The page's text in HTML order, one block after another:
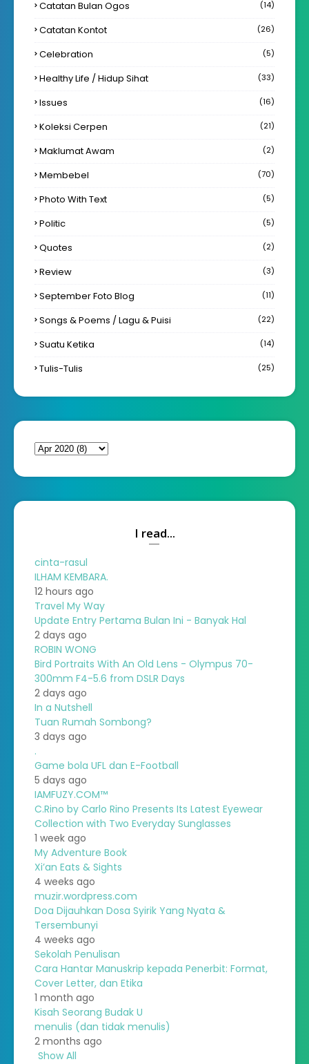
Catatan Bulan Ogos (14)
Catatan Kontot (26)
Celebration (5)
Healthy Life / Hidup Sihat (33)
Issues (16)
Koleksi Cerpen (21)
Maklumat Awam (2)
Membebel (70)
Photo With Text (5)
Politic (5)
Quotes (2)
Review (3)
September Foto Blog (11)
Songs & Poems / Lagu & Puisi (22)
Suatu Ketika (14)
Tulis-Tulis (25)
I read...
cinta-rasul
ILHAM KEMBARA.
12 hours ago
Travel My Way
Update Entry Pertama Bulan Ini - Banyak Hal
2 days ago
ROBIN WONG
Bird Portraits With An Old Lens - Olympus 70-
300mm F4-5.6 from DSLR Days
2 days ago
In a Nutshell
Tuan Rumah Sombong?
3 days ago
.
Game bola UFL dan E-Football
5 days ago
IAMFUZY.COM™
C.Rino by Carlo Rino Presents Its Latest Eyewear
Collection with Two Everyday Sunglasses
1 week ago
My Adventure Book
Xi’an Eats & Sights
4 weeks ago
muzir.wordpress.com
Doa Dijauhkan Dosa Syirik Yang Nyata &
Tersembunyi
4 weeks ago
Sekolah Penulisan
Cara Hantar Manuskrip kepada Penerbit: Format,
Cover Letter, dan Etika
1 month ago
Kisah Seorang Budak U
menulis (dan tidak menulis)
2 months ago
Show All